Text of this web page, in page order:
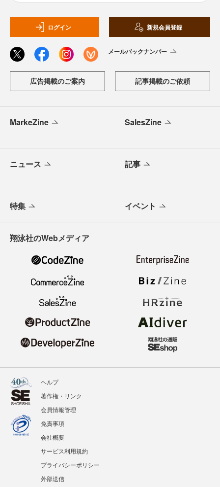
ログイン 新規会員登録
メールバックナンバー
広告掲載のご案内 記事掲載のご依頼
MarkeZine SalesZine
ニュース 記事
特集 イベント
翔泳社のWebメディア
ヘルプ
著作権・リンク
会員情報管理
免責事項
会社概要
サービス利用規約
プライバシーポリシー
外部送信